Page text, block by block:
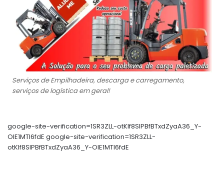
Serviços de Empilhadeira, descarga e carregamento,
serviços de logística em geral!
google-site-verification=1SR3ZLL-otKIf8SlPBfBTxdZyaA36_Y-
OIE1MTl6fdE google-site-verification=1SR3ZLL-
otKIf8SlPBfBTxdZyaA36_Y-OIE1MTl6fdE